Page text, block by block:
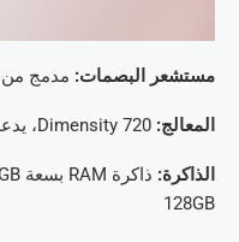
مستشعر البصمات: مدمج من
المعالج:
الذاكرة:
128GB